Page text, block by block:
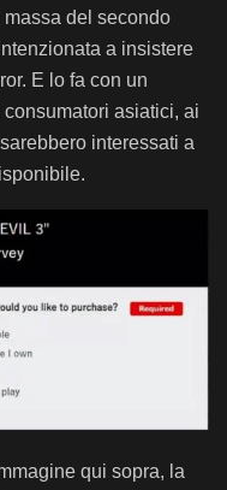
del secondo
a insistere
E lo fa con un
asiatici, ai
interessati a
qui sopra, la